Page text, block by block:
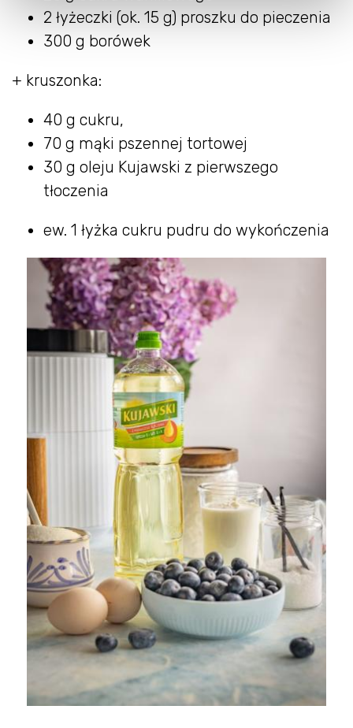
2 łyżeczki (ok. 15 g) proszku do pieczenia
300 g borówek
+ kruszonka:
40 g cukru,
70 g mąki pszennej tortowej
30 g oleju Kujawski z pierwszego
tłoczenia
ew. 1 łyżka cukru pudru do wykończenia